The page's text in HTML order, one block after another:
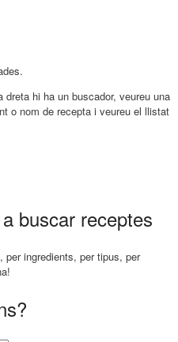
hi ha un buscador, veureu una
o nom de recepta i veureu el llistat
buscar receptes
per ingredients, per tipus, per